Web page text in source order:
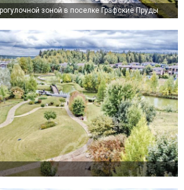
зоной в поселке Графские Пруды